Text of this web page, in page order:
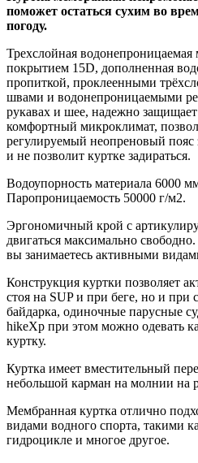
поможет остаться сухим во
погоду.
Трехслойная
покрытием 15D, дополненная
пропиткой, проклеенными
швами и водонепроницаемыми
рукавах и шее, надежно
комфортный микроклимат,
регулируемый неопреновый пояс
и не позволит куртке задираться.
Водоупорность материала 6000
Паропроницаемость 50000 г/м2.
Эргономичный крой с
двигаться максимально
вы занимаетесь активными
Конструкция куртки позволяет
стоя на SUP и при беге, но и при
байдарка, одиночные парусные
hikeXp при этом можно одевать
куртку.
Куртка имеет вместительный
небольшой карман на молнии на
Мембранная куртка отлично
видами водного спорта, такими
гидроцикле и многое другое.